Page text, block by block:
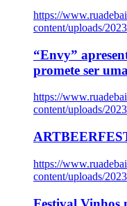
https://
content/uploads/
“Envy”
promete ser
https://
content/uploads/
https://
content/uploads/